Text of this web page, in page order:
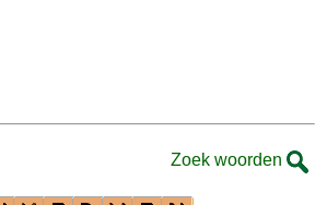
Zoek woorden